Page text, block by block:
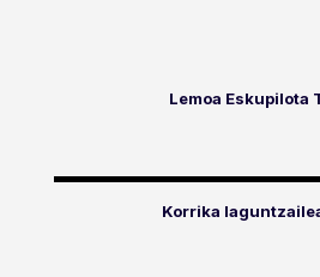
Lemoa Eskupilota
Korrika